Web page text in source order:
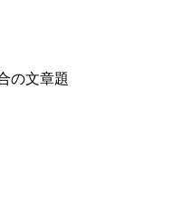
の文章題